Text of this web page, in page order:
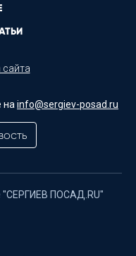
сайта
на info@sergiev-posad.ru
"СЕРГИЕВ ПОСАД.RU"